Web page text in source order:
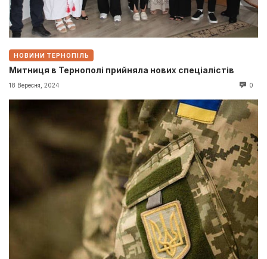
НОВИНИ ТЕРНОПІЛЬ
Митниця в Тернополі прийняла нових спеціалістів
18 Вересня, 2024 0